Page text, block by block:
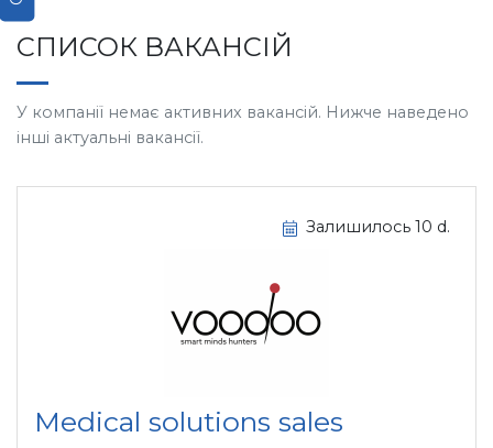
СПИСОК ВАКАНСІЙ
У компанії немає активних вакансій. Нижче наведено
інші актуальні вакансії.
Залишилось 10 d.
Medical solutions sales